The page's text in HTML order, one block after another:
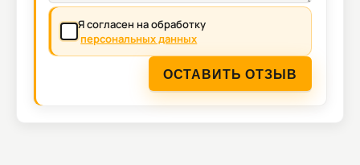
Я согласен на обработку
персональных данных
ОСТАВИТЬ ОТЗЫВ